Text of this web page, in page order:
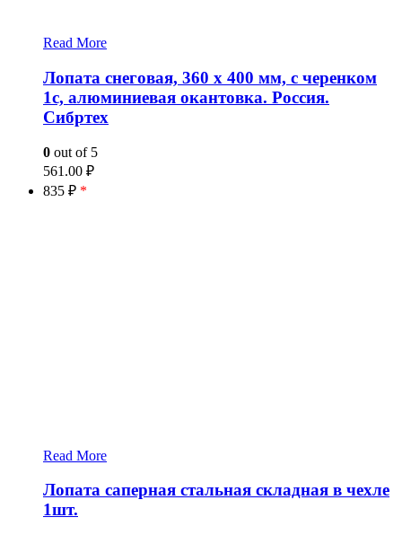
Read More
Лопата снеговая, 360 х 400 мм, с черенком
1с, алюминиевая окантовка. Россия.
Сибртех
0 out of 5
561.00 ₽
835 ₽ *
Read More
Лопата саперная стальная складная в чехле
1шт.